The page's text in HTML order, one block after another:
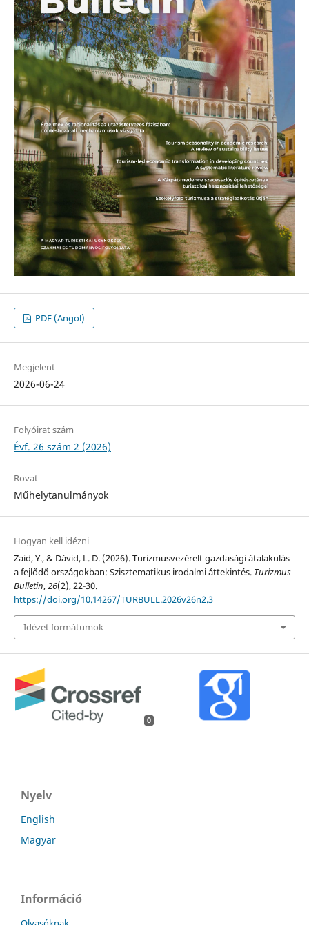
PDF (Angol)
Megjelent
2026-06-24
Folyóirat szám
Évf. 26 szám 2 (2026)
Rovat
Műhelytanulmányok
Hogyan kell idézni
Zaid, Y., & Dávid, L. D. (2026). Turizmusvezérelt gazdasági átalakulás
a fejlődő országokban: Szisztematikus irodalmi áttekintés. Turizmus
Bulletin,26(2), 22-30.
https://doi.org/10.14267/TURBULL.2026v26n2.3
Idézet formátumok
0
Nyelv
English
Magyar
Információ